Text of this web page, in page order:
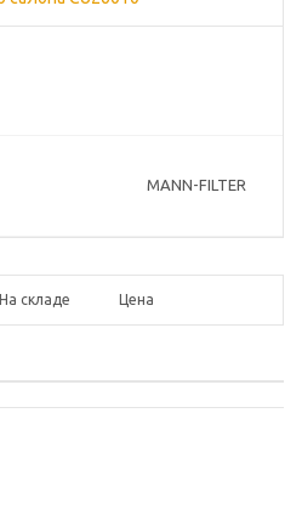
MANN-FILTER
На складе Цена